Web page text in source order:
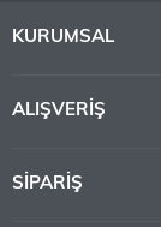
DURUMU
KURUMSAL
ALIŞVERİŞ
SİPARİŞ